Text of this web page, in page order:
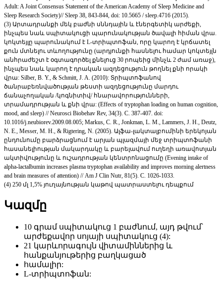
Adult: A Joint Consensus Statement of the American Academy of Sleep Medicine and
Sleep Research Society)// Sleep 38, 843-844, doi: 10.5665 / sleep.4716 (2015).
(3) Արտադրանքի մեկ բաժնի սննդային և էներգետիկ արժեքի,
ինչպես նաև սպիտակուցի պարունակության ծավալի հիման վրա.
կոկտեյլը պարունակում է L-տրիպտոֆան, որը կարող է կրճատել
քուն մտնելու տևողությունը (արդյունքի հասնելու համար կոկտեյլն
անհրաժեշտ է օգտագործել քնելուց 30 րոպեից մինչև 2 ժամ առաջ),
ինչպես նաև կարող է դրական ազդեցություն թողնել քնի որակի
վրա: Silber, B. Y., & Schmitt, J. A. (2010): Տրիպտոֆանով
ծանրաբեռնվածության թեստի ազդեցությունը մարդու
ճանաչողական /կոգնիտիվ/ հնարավորությունների,
տրամադրության և քնի վրա: (Effects of tryptophan loading on human cognition,
mood, and sleep) // Neurosci Biobehav Rev, 34(3). С. 387-407. doi:
10.1016/j.neubiorev.2009.08.005; Markus, C. R., Jonkman, L. M., Lammers, J. H., Deutz,
N. E., Messer, M. H., & Rigtering, N. (2005). Ալֆա-լակտալբումինի երեկոյան
ընդունումը բարձրացնում է արյան պլազմայի մեջ տրիպտոֆանի
հասանելիության մակարդակը և բարելավում ուղեղի առավոտյան
ակտիվությունը և ուշադրության կենտրոնացումը (Evening intake of
alpha-lactalbumin increases plasma tryptophan availability and improves morning alertness
and brain measures of attention) // Am J Clin Nutr, 81(5). С. 1026-1033.
(4) 250 մլ 1,5% յուղայնության կաթով պատրաստելու դեպքում
Կազմը
10 գրամ սպիտակուց 1 բաժնում, այդ թվում՝
արժեքավոր սոյայի սպիտակուց (4):
21 կարևորագույն վիտամիններից և
հանքանյութերից բաղկացած
համալիր:
L-տրիպտոֆան: